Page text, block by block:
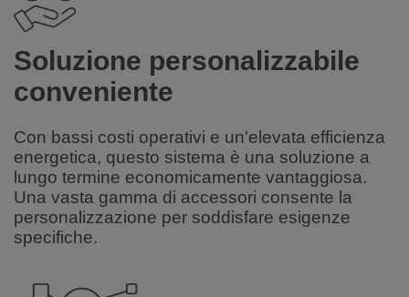
Soluzione personalizzabile
conveniente
Con bassi costi operativi e un'elevata efficienza
energetica, questo sistema è una soluzione a
lungo termine economicamente vantaggiosa.
Una vasta gamma di accessori consente la
personalizzazione per soddisfare esigenze
specifiche.